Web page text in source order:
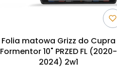
Folia matowa Grizz do Cupra
Formentor 10" PRZED FL (2020-
2024) 2w1